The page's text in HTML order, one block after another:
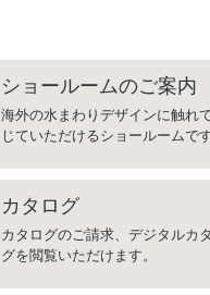
ショールームのご案内
海外の水まわりデザインに触れ
じていただけるショールームです
カタログ
カタログのご請求、デジタルカ
グを閲覧いただけます。